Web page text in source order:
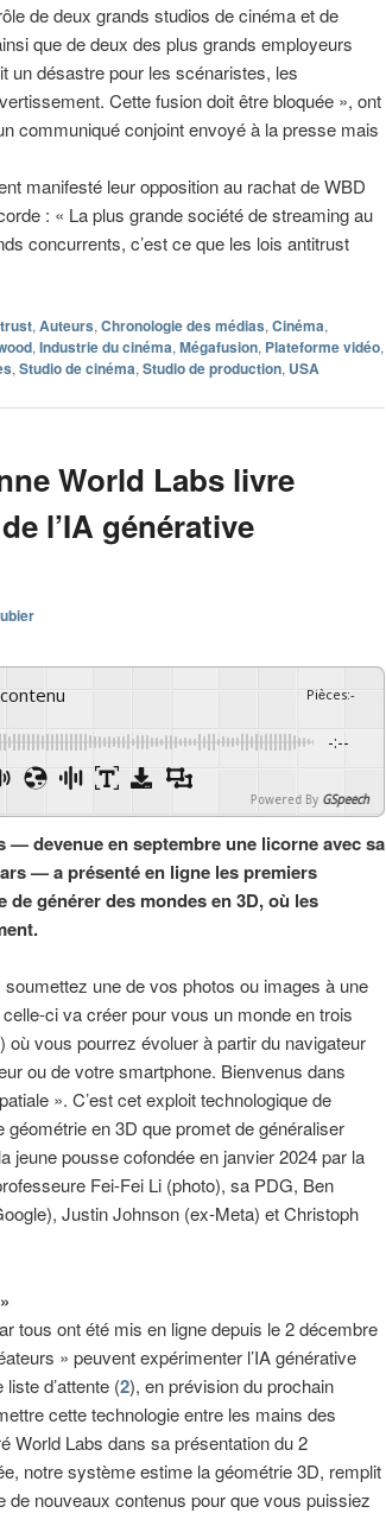
de deux grands studios de cinéma et de
que de deux des plus grands employeurs
un désastre pour les scénaristes, les
Cette fusion doit être bloquée », ont
communiqué conjoint envoyé à la presse mais
manifesté leur opposition au rachat de WBD
: « La plus grande société de streaming au
concurrents, c’est ce que les lois antitrust
, Auteurs, Chronologie des médias, Cinéma,
, Industrie du cinéma, Mégafusion, Plateforme vidéo,
, Studio de cinéma, Studio de production, USA
World Labs livre
l’IA générative
Pièces:-
-:--
Powered By GSpeech
— devenue en septembre une licorne avec sa
— a présenté en ligne les premiers
générer des mondes en 3D, où les
une de vos photos ou images à une
ci va créer pour vous un monde en trois
où vous pourrez évoluer à partir du navigateur
ou de votre smartphone. Bienvenus dans
». C’est cet exploit technologique de
géométrie en 3D que promet de généraliser
jeune pousse cofondée en janvier 2024 par la
Fei-Fei Li (photo), sa PDG, Ben
Justin Johnson (ex-Meta) et Christoph
tous ont été mis en ligne depuis le 2 décembre
» peuvent expérimenter l’IA générative
d’attente (2), en prévision du prochain
cette technologie entre les mains des
World Labs dans sa présentation du 2
notre système estime la géométrie 3D, remplit
nouveaux contenus pour que vous puissiez